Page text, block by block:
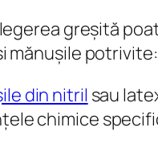
greșită
mănușile potrivite:
din nitril sau
chimice